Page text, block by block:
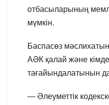
отбасыларының
мүмкін.
Баспасөз
АӘК қалай және
тағайындалатынын да
— Әлеуметтік